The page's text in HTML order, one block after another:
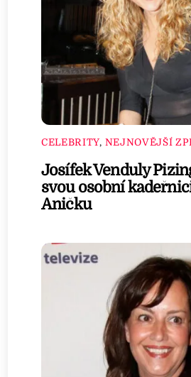
CELEBRITY, NEJNOVĚJŠÍ
Josífek Venduly
svou osobní
Aničku